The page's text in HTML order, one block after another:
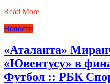
Read More
Новости
«Аталанта»
«Ювентусу» в
Футбол :: РБК